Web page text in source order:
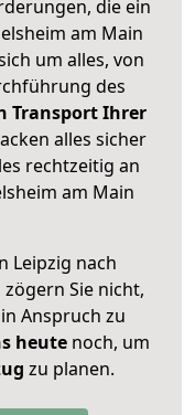
die ein
am Main
um alles, von
des
Transport Ihrer
alles sicher
rechtzeitig an
am Main
Leipzig nach
Sie nicht,
Anspruch zu
heutenoch, um
zu planen.